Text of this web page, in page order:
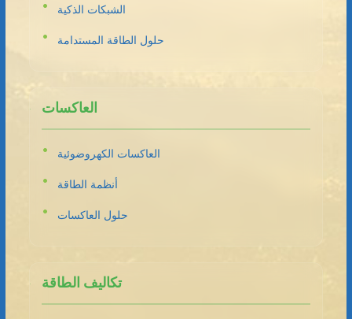
الشبكات الذكية
حلول الطاقة المستدامة
العاكسات
العاكسات الكهروضوئية
أنظمة الطاقة
حلول العاكسات
تكاليف الطاقة